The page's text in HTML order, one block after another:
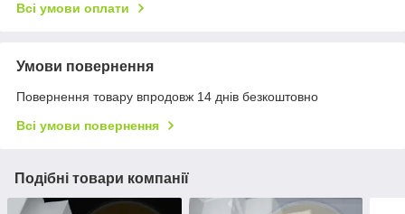
Всі умови оплати
Умови повернення
Повернення товару впродовж 14 днів безкоштовно
Всі умови повернення
Подібні товари компанії